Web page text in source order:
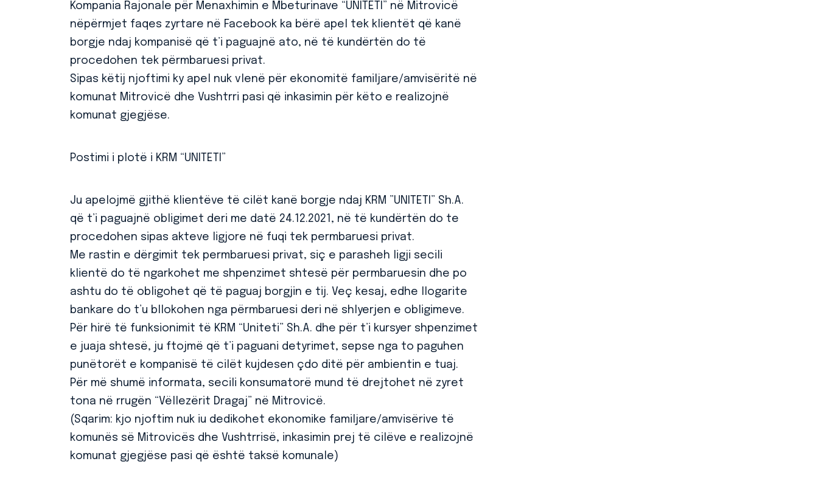
Kompania Rajonale për Menaxhimin e Mbeturinave “UNITETI” në Mitrovicë
nëpërmjet faqes zyrtare në Facebook ka bërë apel tek klientët që kanë
borgje ndaj kompanisë që t’i paguajnë ato, në të kundërtën do të
procedohen tek përmbaruesi privat.
Sipas këtij njoftimi ky apel nuk vlenë për ekonomitë familjare/amvisëritë në
komunat Mitrovicë dhe Vushtrri pasi që inkasimin për këto e realizojnë
komunat gjegjëse.
Postimi i plotë i KRM “UNITETI”
Ju apelojmë gjithë klientëve të cilët kanë borgje ndaj KRM ”UNITETI” Sh.A.
që t’i paguajnë obligimet deri me datë 24.12.2021, në të kundërtën do te
procedohen sipas akteve ligjore në fuqi tek permbaruesi privat.
Me rastin e dërgimit tek permbaruesi privat, siç e parasheh ligji secili
klientë do të ngarkohet me shpenzimet shtesë për permbaruesin dhe po
ashtu do të obligohet që të paguaj borgjin e tij. Veç kesaj, edhe llogarite
bankare do t’u bllokohen nga përmbaruesi deri në shlyerjen e obligimeve.
Për hirë të funksionimit të KRM “Uniteti” Sh.A. dhe për t’i kursyer shpenzimet
e juaja shtesë, ju ftojmë që t’i paguani detyrimet, sepse nga to paguhen
punëtorët e kompanisë të cilët kujdesen çdo ditë për ambientin e tuaj.
Për më shumë informata, secili konsumatorë mund të drejtohet në zyret
tona në rrugën “Vëllezërit Dragaj” në Mitrovicë.
(Sqarim: kjo njoftim nuk iu dedikohet ekonomike familjare/amvisërive të
komunës së Mitrovicës dhe Vushtrrisë, inkasimin prej të cilëve e realizojnë
komunat gjegjëse pasi që është taksë komunale)